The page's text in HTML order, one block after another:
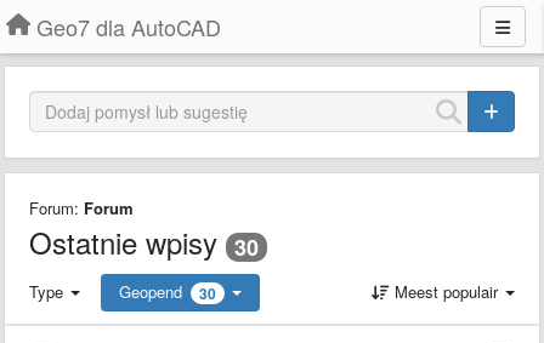
Geo7 dla AutoCAD
Forum: Forum
Ostatnie wpisy 30
Type Geopend 30 Meest populair